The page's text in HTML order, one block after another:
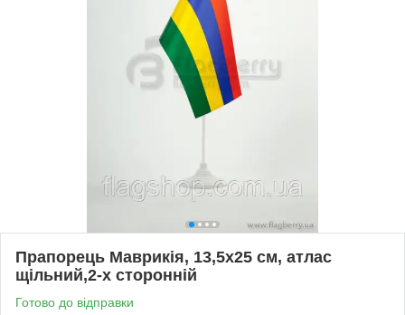
Прапорець Маврикія, 13,5х25 см, атлас
щільний,2-х сторонній
Готово до відправки